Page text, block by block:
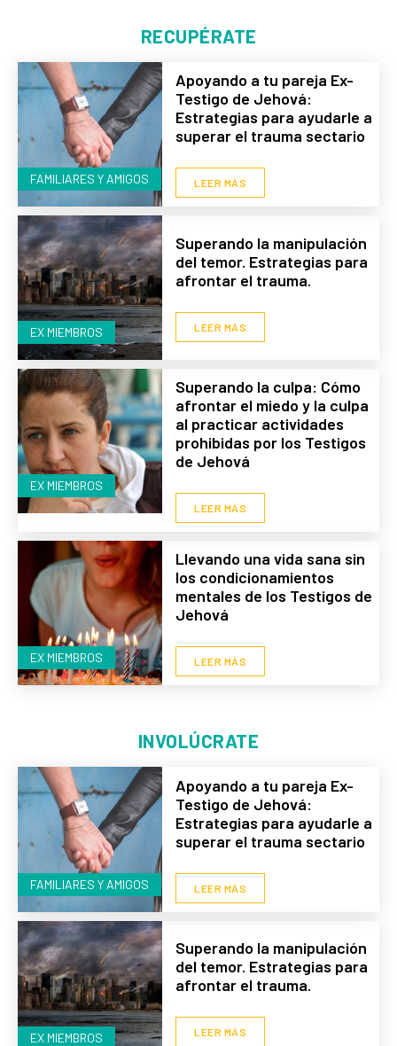
RECUPÉRATE
FAMILIARES Y AMIGOS
Apoyando a tu pareja Ex-
Testigo de Jehová:
Estrategias para ayudarle a
superar el trauma sectario
LEER MÁS
EX MIEMBROS
Superando la manipulación
del temor. Estrategias para
afrontar el trauma.
LEER MÁS
EX MIEMBROS
Superando la culpa: Cómo
afrontar el miedo y la culpa
al practicar actividades
prohibidas por los Testigos
de Jehová
LEER MÁS
EX MIEMBROS
Llevando una vida sana sin
los condicionamientos
mentales de los Testigos de
Jehová
LEER MÁS
INVOLÚCRATE
FAMILIARES Y AMIGOS
Apoyando a tu pareja Ex-
Testigo de Jehová:
Estrategias para ayudarle a
superar el trauma sectario
LEER MÁS
EX MIEMBROS
Superando la manipulación
del temor. Estrategias para
afrontar el trauma.
LEER MÁS